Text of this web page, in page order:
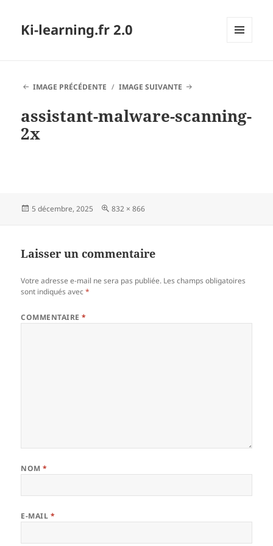
Ki-learning.fr 2.0
IMAGE PRÉCÉDENTE
IMAGE SUIVANTE
assistant-malware-scanning-
2x
Publié
5 décembre, 2025
Taille
832 × 866
Laisser un commentaire
Votre adresse e-mail ne sera pas publiée. Les champs obligatoires
sont indiqués avec*
COMMENTAIRE*
NOM*
E-MAIL *